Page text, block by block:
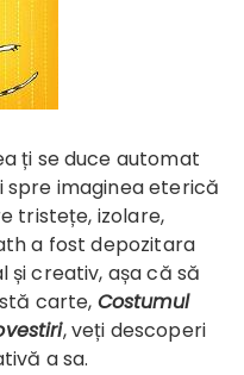
spre imaginea eterică
tristețe, izolare,
a fost depozitara
și creativ, așa că să
carte, Costumul
, veți descoperi
a sa.